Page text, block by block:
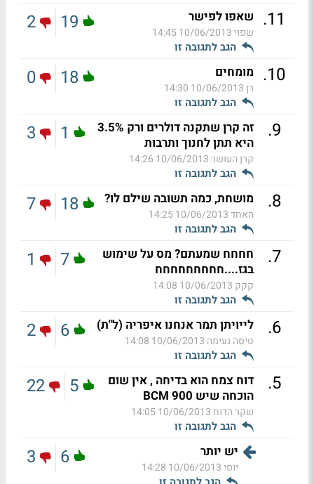
11
. שאפו לפישר
שפוי10/06/2013 14:45
הגב לתגובה זו
19
2
10
. מומחים
רן10/06/2013 14:30
הגב לתגובה זו
18
0
9
.
זה קרן שתקנה דולרים ורק 3.5%
היא תתן לחנוך ותרבות
קרן העושר10/06/2013 14:26
הגב לתגובה זו
1
3
8
. מושחת, כמה תשובה שילם לו?
האחד10/06/2013 14:25
הגב לתגובה זו
18
7
7
.
חחחח שמעתם? מס על שימוש
בגז....חחחחחחחחח
קקק 10/06/2013 14:08
הגב לתגובה זו
7
1
6
. לייויתן תמר אנחנו איפריה (ל"ת)
טיסה נעימה 10/06/2013 14:08
הגב לתגובה זו
6
2
5
.
דוח צמח הוא בדיחה , אין שום
הוכחה שיש 900 BCM
שקר הדוח 10/06/2013 14:05
הגב לתגובה זו
5
22
יש יותר
יוסי10/06/2013 14:28
6
3